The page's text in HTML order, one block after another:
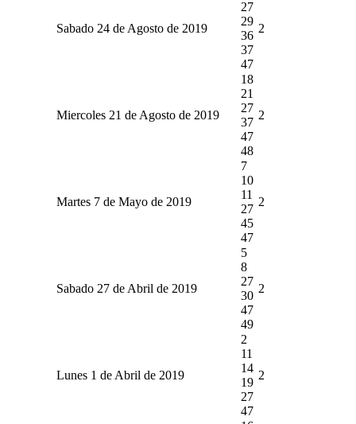
Sabado 24 de Agosto de 2019
27
29
36
37
47
2
Miercoles 21 de Agosto de 2019
18
21
27
37
47
48
2
Martes 7 de Mayo de 2019
7
10
11
27
45
47
2
Sabado 27 de Abril de 2019
5
8
27
30
47
49
2
Lunes 1 de Abril de 2019
2
11
14
19
27
47
2